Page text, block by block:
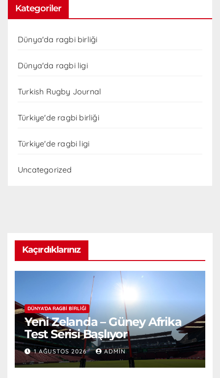
Kategoriler
Dünya'da ragbi birliği
Dünya'da ragbi ligi
Turkish Rugby Journal
Türkiye'de ragbi birliği
Türkiye'de ragbi ligi
Uncategorized
Kaçırdıklarınız
DÜNYA'DA RAGBI BIRLIĞI
Yeni Zelanda – Güney Afrika
Test Serisi Başlıyor
1 AĞUSTOS 2026 ADMIN